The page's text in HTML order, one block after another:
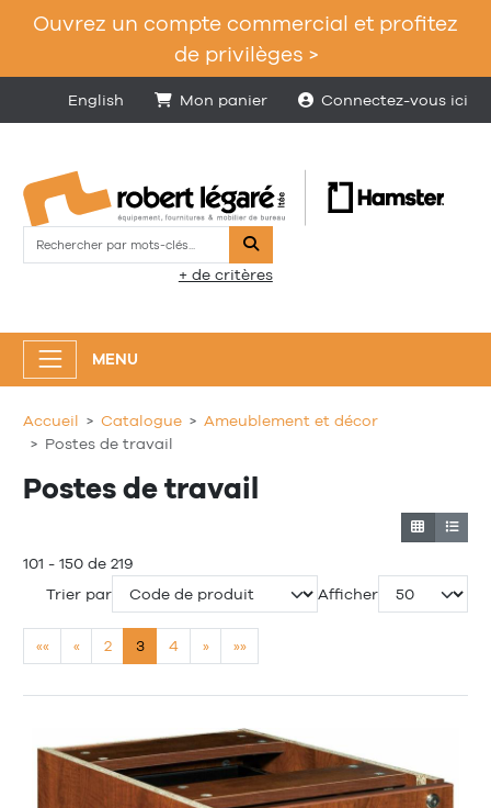
Ouvrez un compte commercial et profitez
de privilèges >
English Mon panier Connectez-vous ici
Rechercher
+ de critères
MENU
Accueil Catalogue
Ameublement et décor
Postes de travail
Postes de travail
101 - 150 de 219
Trier par
Afficher
«« « 2 3 4 » »»